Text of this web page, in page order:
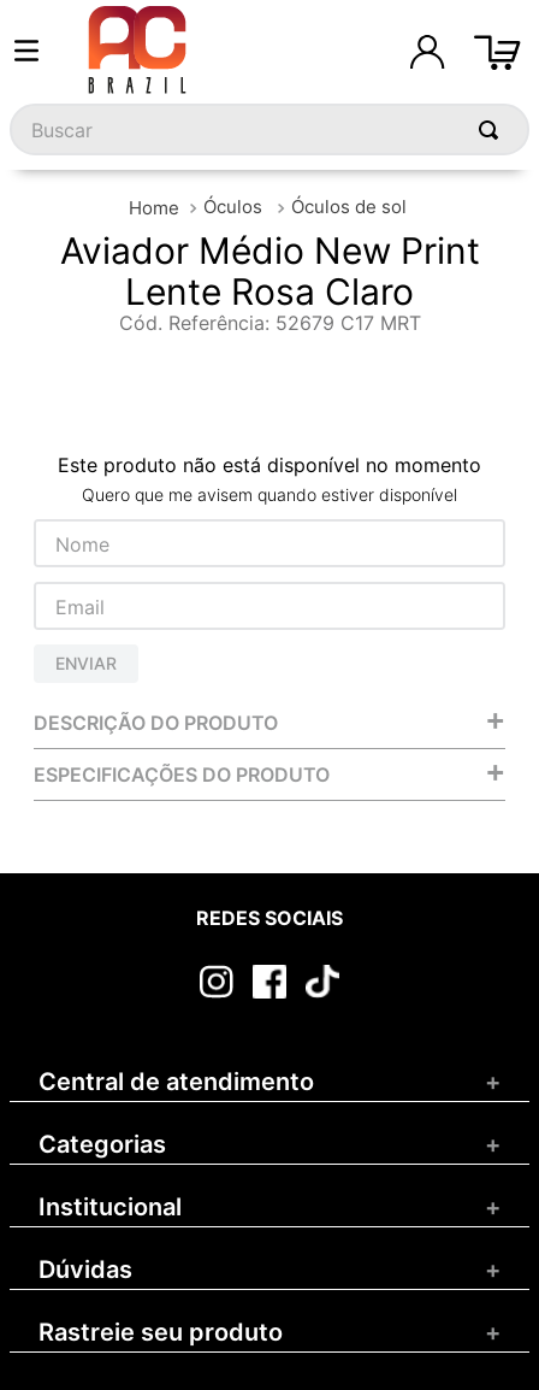
Buscar
Óculos Óculos de sol
Aviador Médio New Print
Lente Rosa Claro
Cód. Referência: 52679 C17 MRT
Este produto não está disponível no momento
Quero que me avisem quando estiver disponível
ENVIAR
DESCRIÇÃO DO PRODUTO +
ESPECIFICAÇÕES DO PRODUTO +
REDES SOCIAIS
Central de atendimento +
Categorias +
Institucional +
Dúvidas +
Rastreie seu produto +